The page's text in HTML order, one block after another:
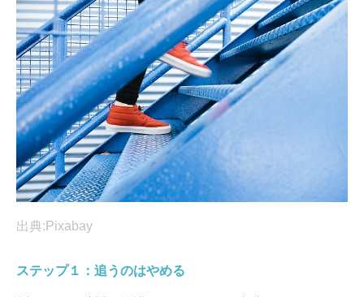
出典:Pixabay
ステップ１：追うのはやめる